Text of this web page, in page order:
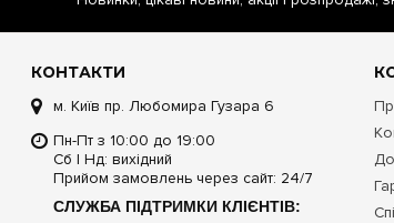
КОНТАКТИ
м. Київ пр. Любомира Гузара 6
Пн-Пт з 10:00 до 19:00
Сб | Нд: вихідний
Прийом замовлень через сайт: 24/7
СЛУЖБА ПІДТРИМКИ КЛІЄНТІВ: